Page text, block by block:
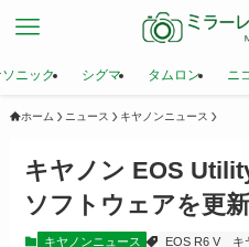
ニック シグマ タムロン ニ
ホーム ニュース キヤノンニュース
キヤノン EOS
ソフトウェアを更新
キヤノンニュース EOS R6 V キ